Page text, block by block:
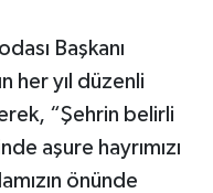
Başkanı
her yıl düzenli
“Şehrin belirli
aşure hayrımızı
önünde